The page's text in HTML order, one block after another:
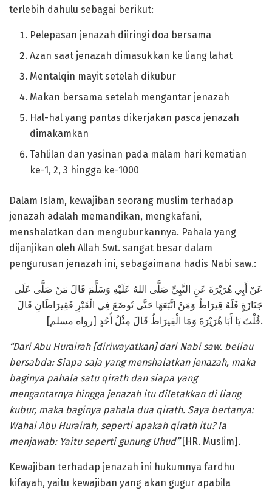
terlebih dahulu sebagai berikut:
Pelepasan jenazah diiringi doa bersama
Azan saat jenazah dimasukkan ke liang lahat
Mentalqin mayit setelah dikubur
Makan bersama setelah mengantar jenazah
Hal-hal yang pantas dikerjakan pasca jenazah
dimakamkan
Tahlilan dan yasinan pada malam hari kematian
ke-1, 2, 3 hingga ke-1000
Dalam Islam, kewajiban seorang muslim terhadap
jenazah adalah memandikan, mengkafani,
menshalatkan dan menguburkannya. Pahala yang
dijanjikan oleh Allah Swt. sangat besar dalam
pengurusan jenazah ini, sebagaimana hadis Nabi saw.:
عَنْ أَبِي هُرَيْرَةَ عَنِ النَّبِيِّ صَلَّى اللهُ عَلَيْهِ وَسَلَّمَ قَالَ مَنْ صَلَّى عَلَى
جَنَازَةٍ فَلَهُ قِيرَاطٌ وَمَنْ اتَّبَعَهَا حَتَّى تُوضَعَ فِي الْقَبْرِ فَقِيرَاطَانِ قَالَ
قُلْتُ يَا أَبَا هُرَيْرَةَ وَمَا الْقِيرَاطُ قَالَ مِثْلُ أُحُدٍ [رواه مسلم].
“Dari Abu Hurairah [diriwayatkan] dari Nabi saw. beliau
bersabda: Siapa saja yang menshalatkan jenazah, maka
baginya pahala satu qirathdansiapa yang
mengantarnya hingga jenazah itu diletakkan di liang
kubur, maka baginya pahala dua qirath. Saya bertanya:
Wahai Abu Hurairah, seperti apakah qirath itu? Ia
menjawab: Yaitu seperti gunung Uhud”[HR. Muslim].
Kewajiban terhadap jenazah ini hukumnya fardhu
kifayah, yaitu kewajiban yang akan gugur apabila